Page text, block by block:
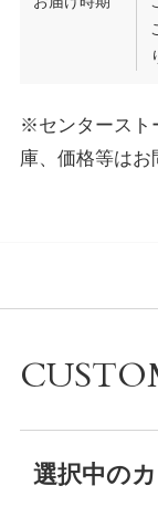
※センタースト
庫、価格等はお
選択中の